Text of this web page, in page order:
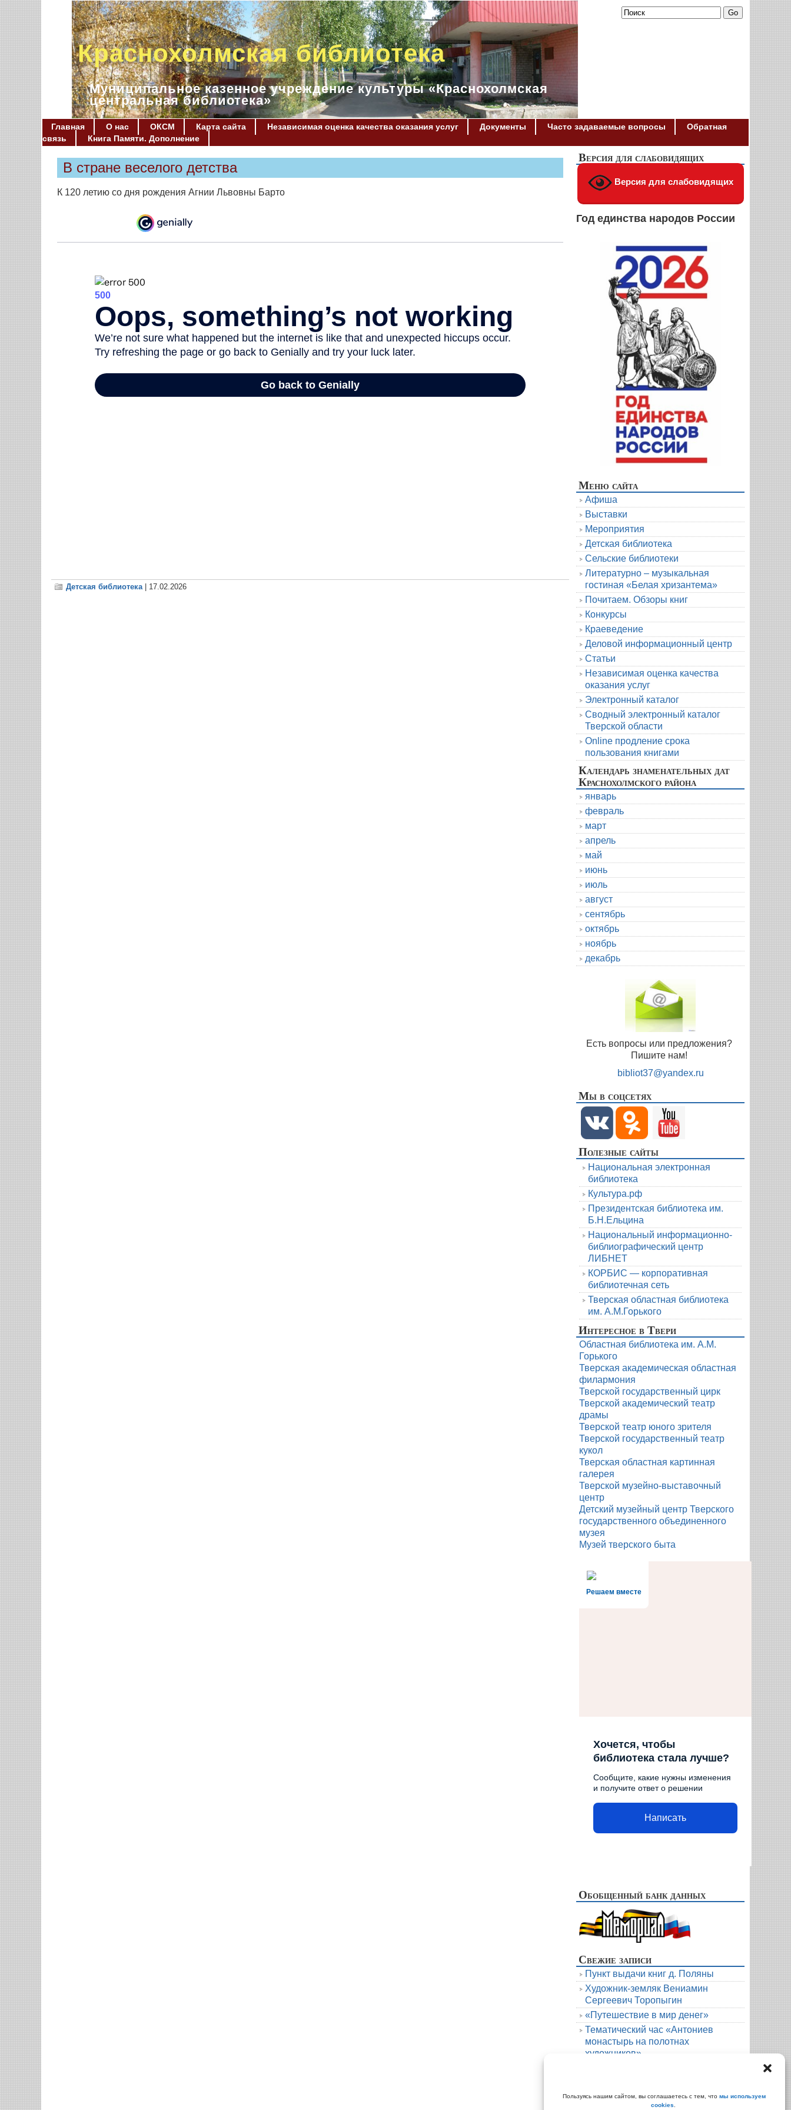
Пользуясь нашим сайтом, вы соглашаетесь с тем, что мы используем
cookies
Краснохолмская библиотека
Муниципальное казенное учреждение культуры «Краснохолмская
центральная библиотека»
Главная О нас ОКСМ Карта сайта Независимая оценка качества оказания услуг Документы Часто задаваемые вопросы
Обратная
связь
Книга Памяти. Дополнение
В стране веселого детства
К 120 летию со дня рождения Агнии Львовны Барто
Детская библиотека| 17.02.2026
Версия для слабовидящих
Версия для слабовидящих
Год единства народов России
Меню сайта
Афиша
Выставки
Мероприятия
Детская библиотека
Сельские библиотеки
Литературно – музыкальная
гостиная «Белая хризантема»
Почитаем. Обзоры книг
Конкурсы
Краеведение
Деловой информационный центр
Статьи
Независимая оценка качества
оказания услуг
Электронный каталог
Сводный электронный каталог
Тверской области
Online продление срока
пользования книгами
Календарь знаменательных дат
Краснохолмского района
январь
февраль
март
апрель
май
июнь
июль
август
сентябрь
октябрь
ноябрь
декабрь
Есть вопросы или предложения?
Пишите нам!
bibliot37@yandex.ru
Мы в соцсетях
Полезные сайты
Национальная электронная
библиотека
Культура.рф
Президентская библиотека им.
Б.Н.Ельцина
Национальный информационно-
библиографический центр
ЛИБНЕТ
КОРБИС — корпоративная
библиотечная сеть
Тверская областная библиотека
им. А.М.Горького
Интересное в Твери
Областная библиотека им. А.М.
Горького
Тверская академическая областная
филармония
Тверской государственный цирк
Тверской академический театр
драмы
Тверской театр юного зрителя
Тверской государственный театр
кукол
Тверская областная картинная
галерея
Тверской музейно-выставочный
центр
Детский музейный центр Тверского
государственного объединенного
музея
Музей тверского быта
Решаем вместе
Хочется, чтобы
библиотека стала лучше?
Сообщите, какие нужны изменения
и получите ответ о решении
Написать
Обобщенный банк данных
Свежие записи
Пункт выдачи книг д. Поляны
Художник-земляк Вениамин
Сергеевич Торопыгин
«Путешествие в мир денег»
Тематический час «Антониев
монастырь на полотнах
художников»
Архивы